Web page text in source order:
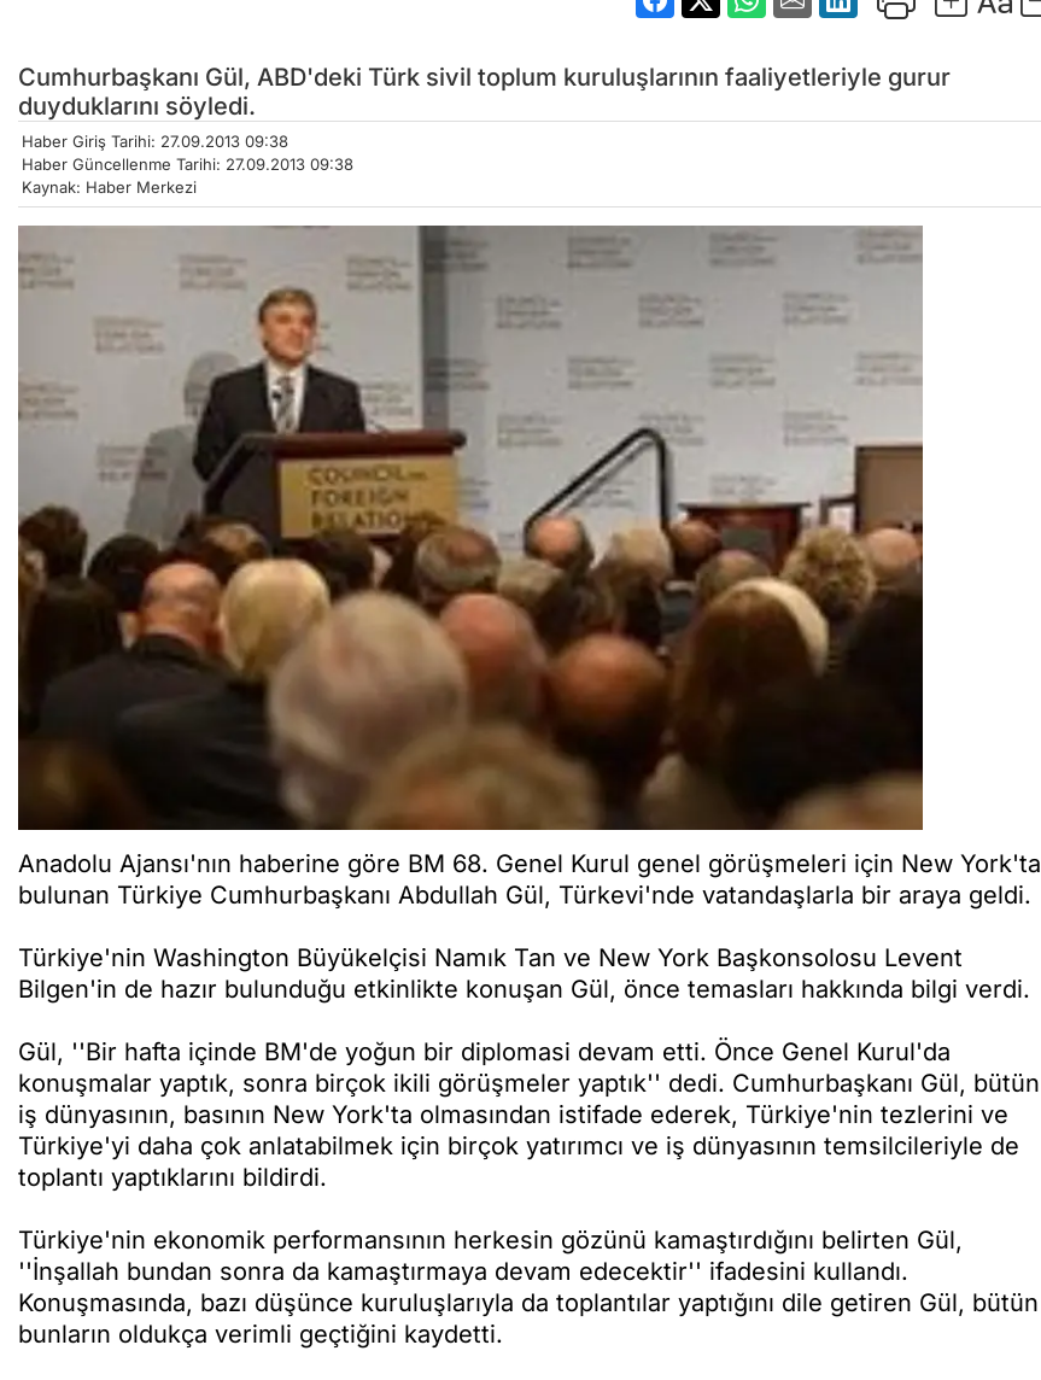
Cumhurbaşkanı Gül, ABD'deki Türk sivil toplum kuruluşlarının faaliyetleriyle gurur
duyduklarını söyledi.
Haber Giriş Tarihi: 27.09.2013 09:38
Haber Güncellenme Tarihi: 27.09.2013 09:38
Kaynak: Haber Merkezi
Anadolu Ajansı'nın haberine göre BM 68. Genel Kurul genel görüşmeleri için New York'ta
bulunan Türkiye Cumhurbaşkanı Abdullah Gül, Türkevi'nde vatandaşlarla bir araya geldi.
Türkiye'nin Washington Büyükelçisi Namık Tan ve New York Başkonsolosu Levent
Bilgen'in de hazır bulunduğu etkinlikte konuşan Gül, önce temasları hakkında bilgi verdi.
Gül, ''Bir hafta içinde BM'de yoğun bir diplomasi devam etti. Önce Genel Kurul'da
konuşmalar yaptık, sonra birçok ikili görüşmeler yaptık'' dedi. Cumhurbaşkanı Gül, bütün
iş dünyasının, basının New York'ta olmasından istifade ederek, Türkiye'nin tezlerini ve
Türkiye'yi daha çok anlatabilmek için birçok yatırımcı ve iş dünyasının temsilcileriyle de
toplantı yaptıklarını bildirdi.
Türkiye'nin ekonomik performansının herkesin gözünü kamaştırdığını belirten Gül,
''İnşallah bundan sonra da kamaştırmaya devam edecektir'' ifadesini kullandı.
Konuşmasında, bazı düşünce kuruluşlarıyla da toplantılar yaptığını dile getiren Gül, bütün
bunların oldukça verimli geçtiğini kaydetti.